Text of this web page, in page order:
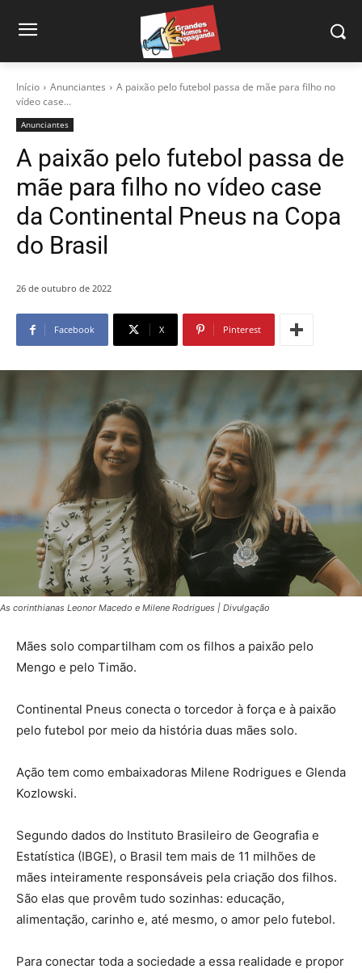
Início Anunciantes
A paixão pelo futebol passa de mãe para filho no
vídeo case...
Anunciantes
A paixão pelo futebol passa de
mãe para filho no vídeo case
da Continental Pneus na Copa
do Brasil
26 de outubro de 2022
Facebook X Pinterest
As corinthianas Leonor Macedo e Milene Rodrigues | Divulgação
Mães solo compartilham com os filhos a paixão pelo
Mengo e pelo Timão.
Continental Pneus conecta o torcedor à força e à paixão
pelo futebol por meio da história duas mães solo.
Ação tem como embaixadoras Milene Rodrigues e Glenda
Kozlowski.
Segundo dados do Instituto Brasileiro de Geografia e
Estatística (IBGE), o Brasil tem mais de 11 milhões de
mães inteiramente responsáveis pela criação dos filhos.
São elas que provêm tudo sozinhas: educação,
alimentação, carinho e, até mesmo, o amor pelo futebol.
Para conectar toda a sociedade a essa realidade e propor